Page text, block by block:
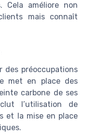
Cela améliore non
mais connaît
préoccupations
met en place des
carbone de ses
l’utilisation de
et la mise en place